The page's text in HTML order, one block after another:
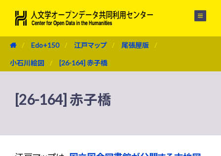
Edo+150 江戸マップ 尾張屋版
小石川絵図 [26-164] 赤子橋
[26-164] 赤子橋